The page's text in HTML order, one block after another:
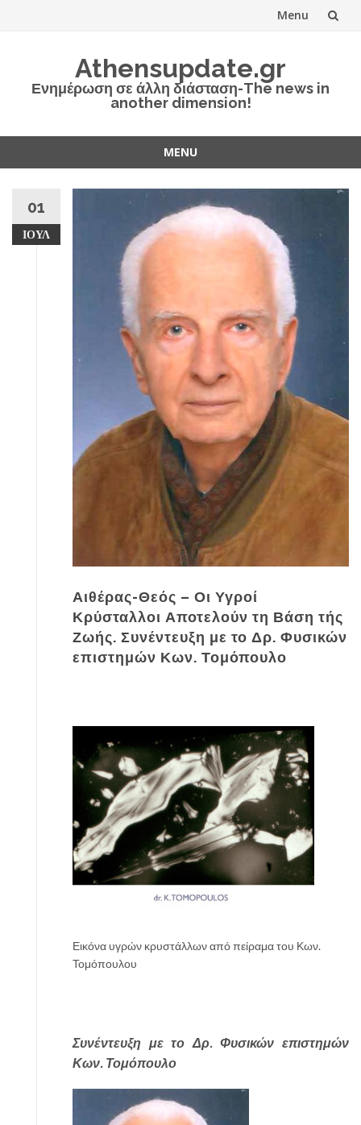
Menu
Athensupdate.gr
Ενημέρωση σε άλλη διάσταση-The news in
another dimension!
MENU
content
01
ΙΟΎΛ
Αιθέρας-Θεός – Οι Υγροί
Κρύσταλλοι Αποτελούν τη Βάση τής
Ζωής. Συνέντευξη με το Δρ. Φυσικών
επιστημών Κων. Τομόπουλο
Εικόνα υγρών κρυστάλλων από πείραμα του Κων.
Τομόπουλου
Συνέντευξη με το Δρ. Φυσικών επιστημών
Κων. Τομόπουλο